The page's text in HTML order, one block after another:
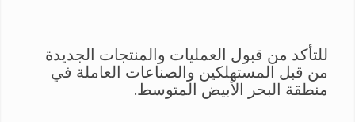
للتأكد من قبول العمليات والمنتجات الجديدة
من قبل المستهلكين والصناعات العاملة في
منطقة البحر الأبيض المتوسط.